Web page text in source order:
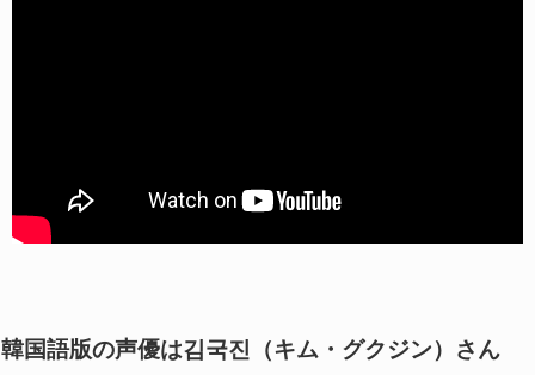
韓国語版の声優は김국진（キム・グクジン）さん